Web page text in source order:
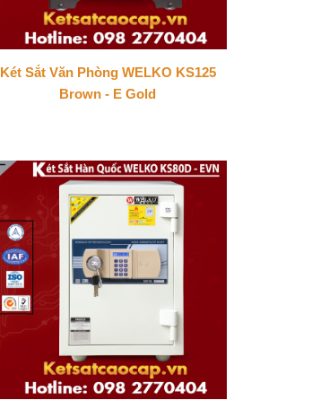
Két Sắt Văn Phòng WELKO KS125
Brown - E Gold